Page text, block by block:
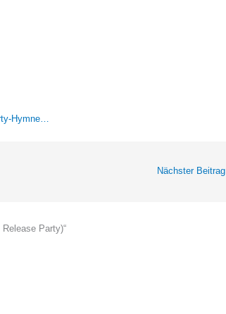
Hymne…
Nächster Beitrag
Party)“